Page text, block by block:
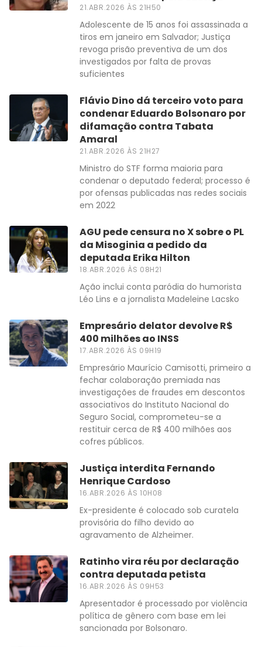
21.ABR.2026 ÀS 21H50
Adolescente de 15 anos foi assassinada a
tiros em janeiro em Salvador; Justiça
revoga prisão preventiva de um dos
investigados por falta de provas
suficientes
Flávio Dino dá terceiro voto para
condenar Eduardo Bolsonaro por
difamação contra Tabata
Amaral
21.ABR.2026 ÀS 21H27
Ministro do STF forma maioria para
condenar o deputado federal; processo é
por ofensas publicadas nas redes sociais
em 2022
AGU pede censura no X sobre o PL
da Misoginia a pedido da
deputada Erika Hilton
18.ABR.2026 ÀS 08H21
Ação inclui conta paródia do humorista
Léo Lins e a jornalista Madeleine Lacsko
Empresário delator devolve R$
400 milhões ao INSS
17.ABR.2026 ÀS 09H19
Empresário Maurício Camisotti, primeiro a
fechar colaboração premiada nas
investigações de fraudes em descontos
associativos do Instituto Nacional do
Seguro Social, comprometeu-se a
restituir cerca de R$ 400 milhões aos
cofres públicos.
Justiça interdita Fernando
Henrique Cardoso
16.ABR.2026 ÀS 10H08
Ex-presidente é colocado sob curatela
provisória do filho devido ao
agravamento de Alzheimer.
Ratinho vira réu por declaração
contra deputada petista
16.ABR.2026 ÀS 09H53
Apresentador é processado por violência
política de gênero com base em lei
sancionada por Bolsonaro.